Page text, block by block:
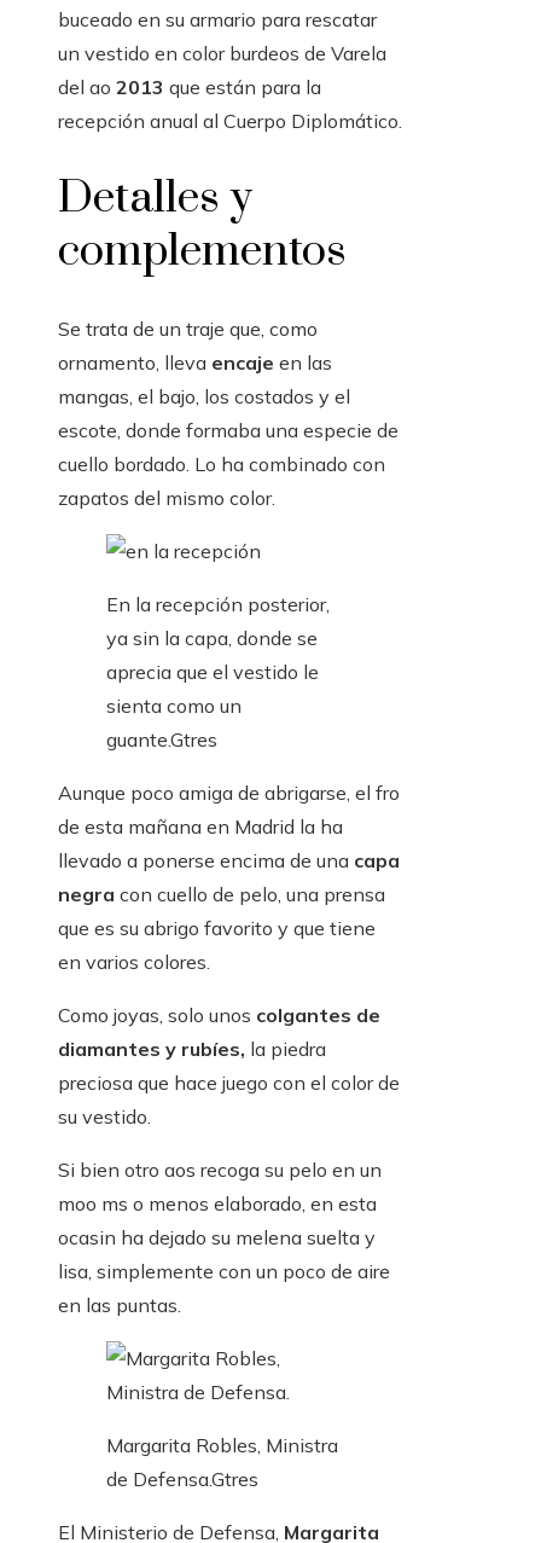
buceado en su armario para rescatar
un vestido en color burdeos de Varela
del ao 2013 que están para la
recepción anual al Cuerpo Diplomático.
Detalles y
complementos
Se trata de un traje que, como
ornamento, lleva encaje en las
mangas, el bajo, los costados y el
escote, donde formaba una especie de
cuello bordado. Lo ha combinado con
zapatos del mismo color.
En la recepción posterior,
ya sin la capa, donde se
aprecia que el vestido le
sienta como un
guante.Gtres
Aunque poco amiga de abrigarse, el fro
de esta mañana en Madrid la ha
llevado a ponerse encima de una capa
negra con cuello de pelo, una prensa
que es su abrigo favorito y que tiene
en varios colores.
Como joyas, solo unos colgantes de
diamantes y rubíes, la piedra
preciosa que hace juego con el color de
su vestido.
Si bien otro aos recoga su pelo en un
moo ms o menos elaborado, en esta
ocasin ha dejado su melena suelta y
lisa, simplemente con un poco de aire
en las puntas.
Margarita Robles, Ministra
de Defensa.Gtres
El Ministerio de Defensa, Margarita